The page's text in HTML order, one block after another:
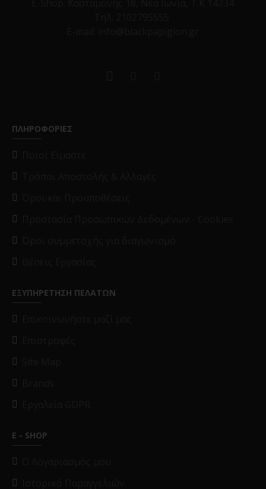
ΠΛΗΡΟΦΟΡΙΕΣ
ΕΞΥΠΗΡΕΤΗΣΗ ΠΕΛΑΤΩΝ
E - SHOP